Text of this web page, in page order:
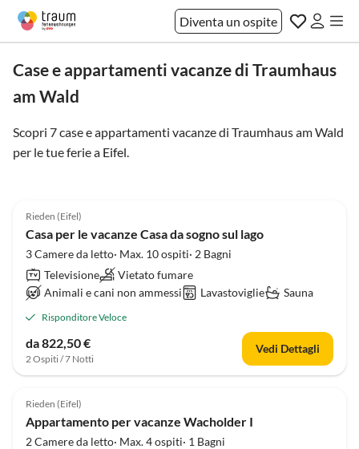
Diventa un ospite
Case e appartamenti vacanze di Traumhaus
am Wald
Scopri 7 case e appartamenti vacanze di Traumhaus am Wald
per le tue ferie a Eifel.
Rieden (Eifel)
Casa per le vacanze Casa da sogno sul lago
3 Camere da letto· Max. 10 ospiti· 2 Bagni
Televisione
Vietato fumare
Animali e cani non ammessi
Lavastoviglie Sauna
Risponditore Veloce
da 822,50 €
2 Ospiti / 7 Notti
Vedi Dettagli
4.1 (6)
Rieden (Eifel)
Appartamento per vacanze Wacholder I
2 Camere da letto· Max. 4 ospiti· 1 Bagni